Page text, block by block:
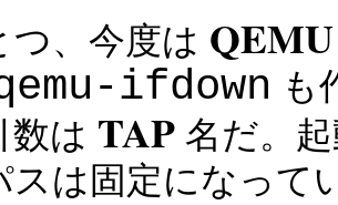
つ、今度は QEMU
ifdown も
数は TAP 名だ。
スは固定になって